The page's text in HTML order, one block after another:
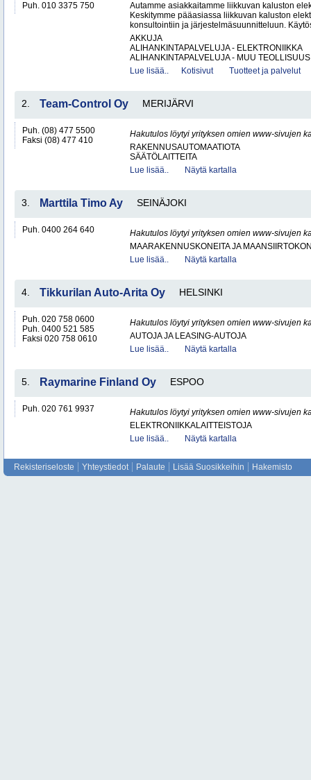
Puh. 010 3375 750
Autamme asiakkaitamme liikkuvan kaluston
Keskitymme pääasiassa liikkuvan kaluston
konsultointiin ja järjestelmäsuunnitteluun.
AKKUJA
ALIHANKINTAPALVELUJA - ELEKTRONIIKKA
ALIHANKINTAPALVELUJA - MUU
Lue lisää..
Kotisivut Tuotteet ja palvelut
2. Team-Control Oy MERIJÄRVI
Puh. (08) 477 5500
Faksi (08) 477 410
Hakutulos löytyi yrityksen omien www-sivujen
RAKENNUSAUTOMAATIOTA
SÄÄTÖLAITTEITA
Lue lisää..
Näytä kartalla
3. Marttila Timo Ay SEINÄJOKI
Puh. 0400 264 640
Hakutulos löytyi yrityksen omien www-sivujen
MAARAKENNUSKONEITA JA
Lue lisää..
Näytä kartalla
4. Tikkurilan Auto-Arita Oy HELSINKI
Puh. 020 758 0600
Puh. 0400 521 585
Faksi 020 758 0610
Hakutulos löytyi yrityksen omien www-sivujen
AUTOJA JA LEASING-AUTOJA
Lue lisää..
Näytä kartalla
5. Raymarine Finland Oy ESPOO
Puh. 020 761 9937
Hakutulos löytyi yrityksen omien www-sivujen
ELEKTRONIIKKALAITTEISTOJA
Lue lisää..
Näytä kartalla
Rekisteriseloste Yhteystiedot Palaute Lisää Suosikkeihin Hakemisto